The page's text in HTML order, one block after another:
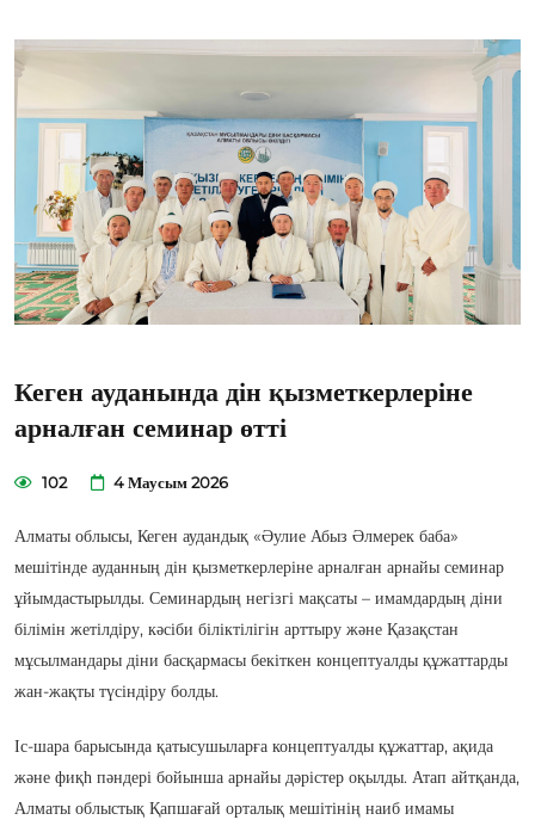
Кеген ауданында дін қызметкерлеріне
арналған семинар өтті
102 4 Маусым 2026
Алматы облысы, Кеген аудандық «Әулие Абыз Әлмерек баба»
мешітінде ауданның дін қызметкерлеріне арналған арнайы семинар
ұйымдастырылды. Семинардың негізгі мақсаты – имамдардың діни
білімін жетілдіру, кәсіби біліктілігін арттыру және Қазақстан
мұсылмандары діни басқармасы бекіткен концептуалды құжаттарды
жан-жақты түсіндіру болды.
Іс-шара барысында қатысушыларға концептуалды құжаттар, ақида
және фиқһ пәндері бойынша арнайы дәрістер оқылды. Атап айтқанда,
Алматы облыстық Қапшағай орталық мешітінің наиб имамы